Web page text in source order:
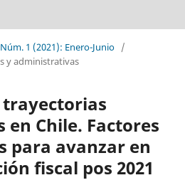
1 (2021): Enero-Junio /
y administrativas
Chile. Factores
para avanzar en
fiscal pos 2021